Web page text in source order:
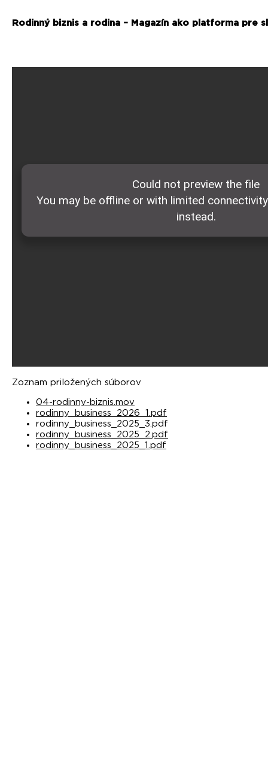
Rodinný biznis a rodina – Magazín ako platforma pre
Zoznam priložených súborov
04-rodinny-biznis.mov
rodinny_business_2026_1.pdf
rodinny_business_2025_3.pdf
rodinny_business_2025_2.pdf
rodinny_business_2025_1.pdf